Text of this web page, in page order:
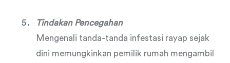
Tindakan Pencegahan
Mengenali tanda-tanda infestasi rayap sejak
dini memungkinkan pemilik rumah mengambil